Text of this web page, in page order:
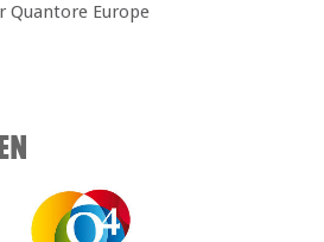
Quantore Europe